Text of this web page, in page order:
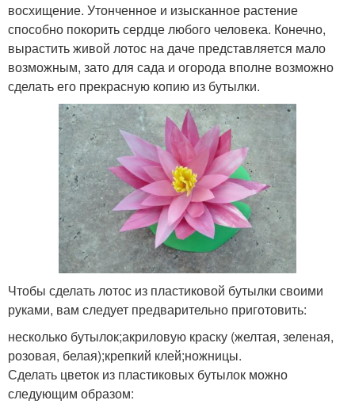
восхищение. Утонченное и изысканное растение
способно покорить сердце любого человека. Конечно,
вырастить живой лотос на даче представляется мало
возможным, зато для сада и огорода вполне возможно
сделать его прекрасную копию из бутылки.
Чтобы сделать лотос из пластиковой бутылки своими
руками, вам следует предварительно приготовить:
несколько бутылок;акриловую краску (желтая, зеленая,
розовая, белая);крепкий клей;ножницы.
Сделать цветок из пластиковых бутылок можно
следующим образом: